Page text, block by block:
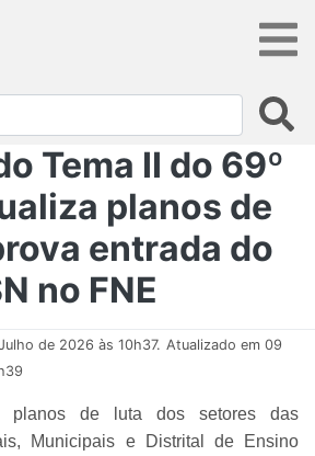
Tema II do 69º
planos de
entrada do
no FNE
de 2026 às 10h37. Atualizado em 09
planos de luta dos setores das
Municipais e Distrital de Ensino